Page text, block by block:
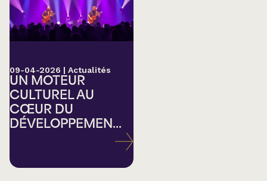
09-04-2026 | Actualités
UN MOTEUR
CULTUREL AU
CŒUR DU
DÉVELOPPEMEN...